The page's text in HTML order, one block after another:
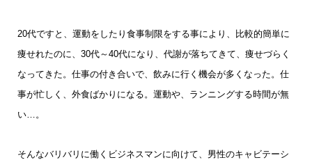
20代ですと、運動をしたり食事制限をする事により、比較的簡単に
痩せれたのに、30代～40代になり、代謝が落ちてきて、痩せづらく
なってきた。仕事の付き合いで、飲みに行く機会が多くなった。仕
事が忙しく、外食ばかりになる。運動や、ランニングする時間が無
い…。
そんなバリバリに働くビジネスマンに向けて、男性のキャビテーシ